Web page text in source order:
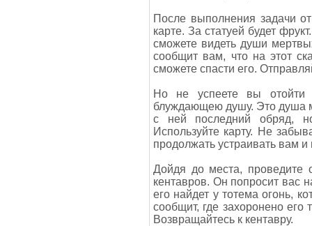
После выполнения задачи
карте. За статуей будет
сможете видеть души
сообщит вам, что на этот
сможете спасти его.
Но не успеете вы отойти
блуждающею душу. Это душа
с ней последний обряд,
Используйте карту. Не
продолжать устраивать вам
Дойдя до места, проведите
кентавров. Он попросит вас
его найдет у тотема огонь,
сообщит, где захоронено его
Возвращайтесь к кентавру.